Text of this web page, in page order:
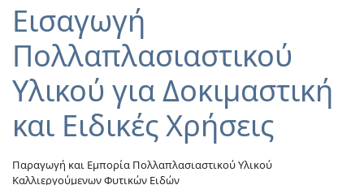
Εισαγωγή
Πολλαπλασιαστικού
Υλικού για Δοκιμαστική
και Ειδικές Χρήσεις
Παραγωγή και Εμπορία Πολλαπλασιαστικού Υλικού
Καλλιεργούμενων Φυτικών Ειδών